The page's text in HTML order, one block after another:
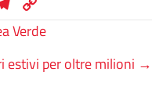
e
e
o
y
Verde
estivi per oltre milioni →